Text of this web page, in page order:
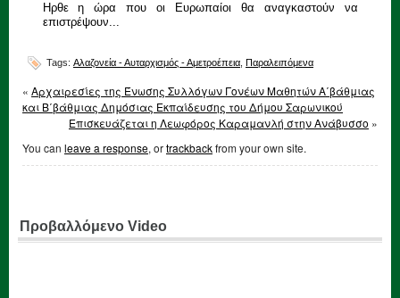
Ηρθε η ώρα που οι Ευρωπαίοι θα αναγκαστούν να
επιστρέψουν...
Tags: Αλαζονεία - Αυταρχισμός - Αμετροέπεια Παραλειπόμενα
« Αρχαιρεσίες της Ένωσης Συλλόγων Γονέων Μαθητών Α΄βάθμιας
και Β΄βάθμιας Δημόσιας Εκπαίδευσης του Δήμου Σαρωνικού
Επισκευάζεται η Λεωφόρος Καραμανλή στην Ανάβυσσο »
You can leave a response, ortrackbackfrom your own site.
Προβαλλόμενο Video